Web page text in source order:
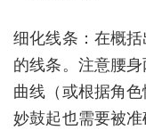
细化线条：在概
的线条。注意腰
曲线（或根据角
妙鼓起也需要被